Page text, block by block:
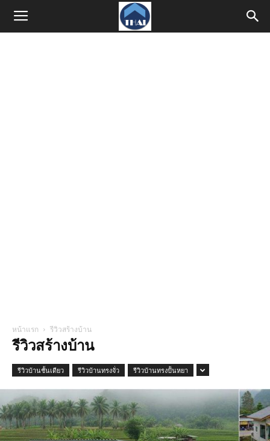
หน้าแรก รีวิวสร้างบ้าน
รีวิวสร้างบ้าน
รีวิวบ้านชั้นเดียว รีวิวบ้านทรงจั่ว รีวิวบ้านทรงปั้นหยา